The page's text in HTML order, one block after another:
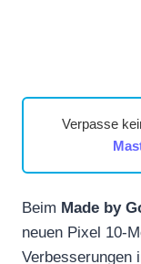
Verpasse
Beim Made by
neuen Pixel 10-
Verbesserungen